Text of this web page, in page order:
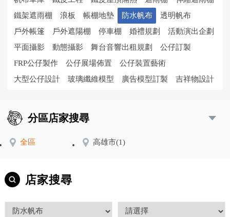
鐵架遮雨棚
浪板 帳棚地墊 防水帆布
透明帆布
戶外帳篷
戶外遮陽棚 停車棚 婚禮規劃
活動演出企劃
平面攝影
動態攝影 舞台音響出租規劃
公仔訂製
FRP公仔製作
公仔展場佈置
公仔裝置藝術
大型公仔設計
玻璃纖維模型 廣告模型訂製 吉祥物設計
分區店家搜尋
全區 高雄市(1)
店家搜尋